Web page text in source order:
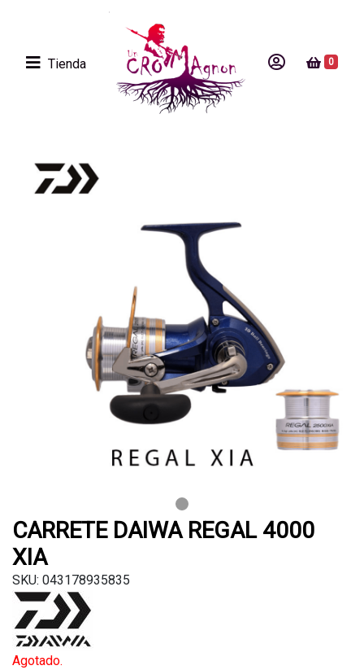
Tienda 0
CARRETE DAIWA REGAL 4000
XIA
SKU: 043178935835
Agotado.